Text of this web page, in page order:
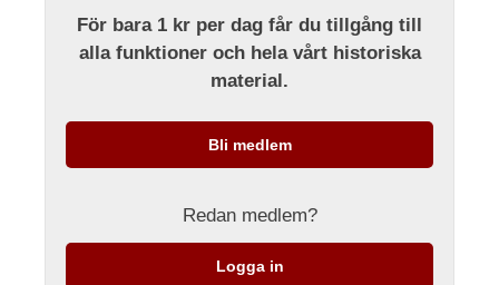
För bara 1 kr per dag får du tillgång till
alla funktioner och hela vårt historiska
material.
Bli medlem
Redan medlem?
Logga in